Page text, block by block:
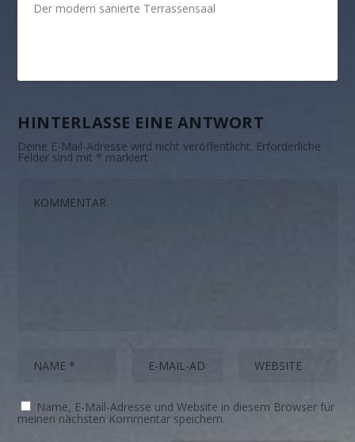
Der modern sanierte Terrassensaal
HINTERLASSE EINE ANTWORT
Deine E-Mail-Adresse wird nicht veröffentlicht. Erforderliche
Felder sind mit * markiert
Name, E-Mail-Adresse und Website in diesem Browser für
meinen nächsten Kommentar speichern.